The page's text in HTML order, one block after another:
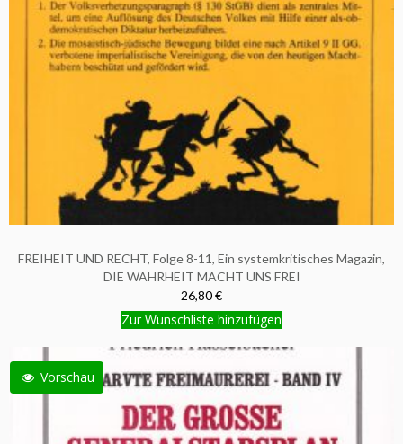
FREIHEIT UND RECHT, Folge 8-11, Ein systemkritisches Magazin,
DIE WAHRHEIT MACHT UNS FREI
26,80 €
Zur Wunschliste hinzufügen
Vorschau